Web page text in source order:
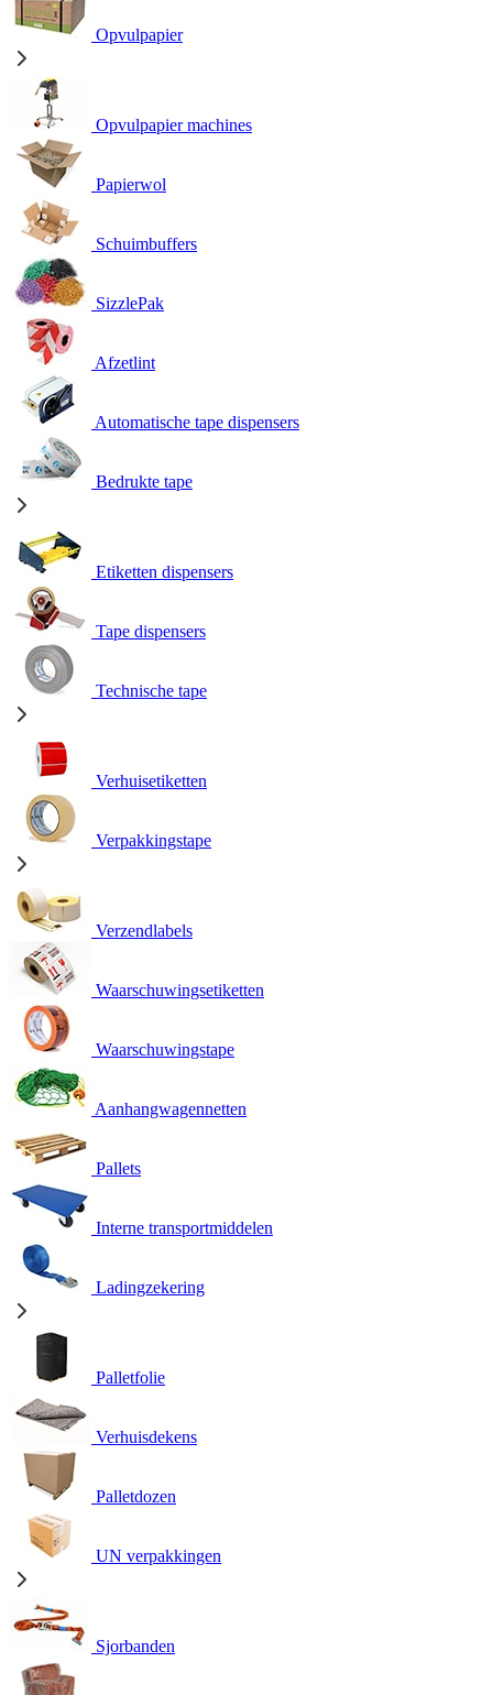
Opvulpapier
Opvulpapier machines
Papierwol
Schuimbuffers
SizzlePak
Afzetlint
Automatische tape dispensers
Bedrukte tape
Etiketten dispensers
Tape dispensers
Technische tape
Verhuisetiketten
Verpakkingstape
Verzendlabels
Waarschuwingsetiketten
Waarschuwingstape
Aanhangwagennetten
Pallets
Interne transportmiddelen
Ladingzekering
Palletfolie
Verhuisdekens
Palletdozen
UN verpakkingen
Sjorbanden